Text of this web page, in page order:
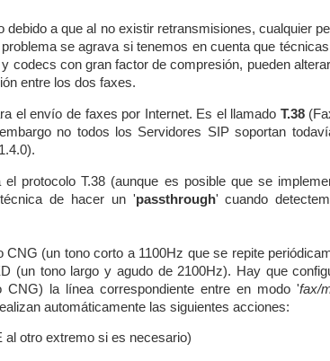
a que al no existir retransmisiones, cualquier
se agrava si tenemos en cuenta que
codecs con gran factor de compresión, pueden
entre los dos faxes.
el envío de faxes por Internet. Es el llamado T.38
no todos los Servidores SIP soportan
protocolo T.38 (aunque es posible que se
de hacer un 'passthrough' cuando
(un tono corto a 1100Hz que se repite
(un tono largo y agudo de 2100Hz). Hay que
la línea correspondiente entre en modo 'fax/
automáticamente las siguientes acciones:
otro extremo si es necesario)